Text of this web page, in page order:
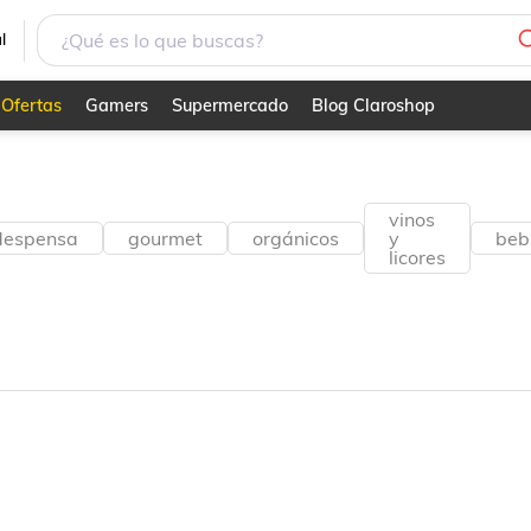
Ofertas Gamers Supermercado Blog Claroshop
gourmet orgánicos
vinos
y
licores